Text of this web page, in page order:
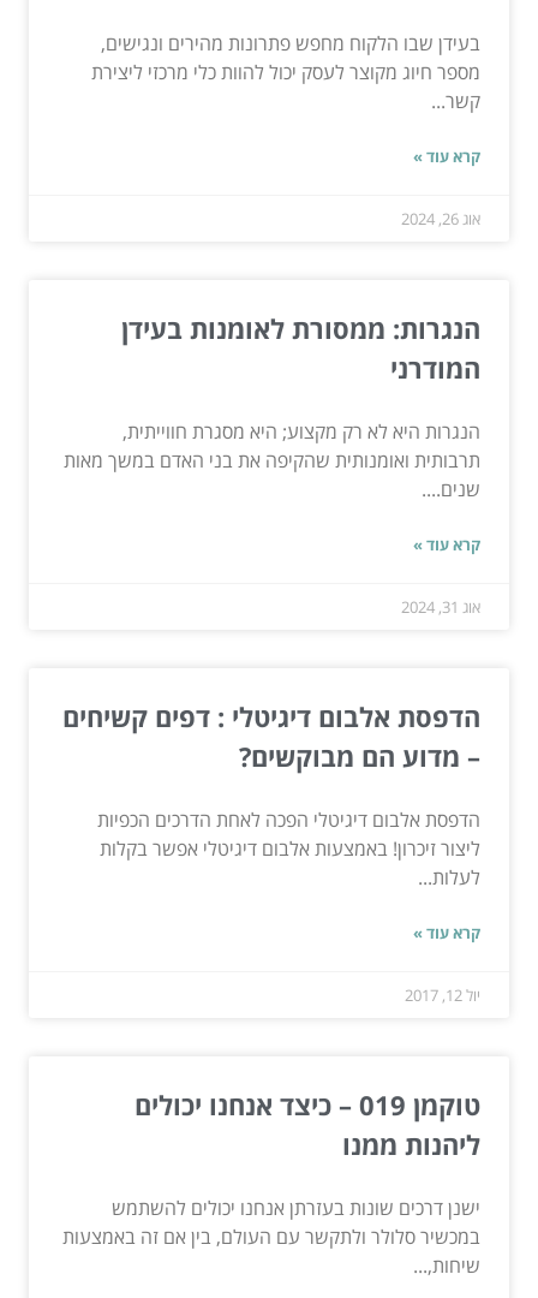
בעידן שבו הלקוח מחפש פתרונות מהירים ונגישים,
מספר חיוג מקוצר לעסק יכול להוות כלי מרכזי ליצירת
קשר...
קרא עוד »
אוג 26, 2024
הנגרות: ממסורת לאומנות בעידן
המודרני
הנגרות היא לא רק מקצוע; היא מסגרת חווייתית,
תרבותית ואומנותית שהקיפה את בני האדם במשך מאות
שנים....
קרא עוד »
אוג 31, 2024
הדפסת אלבום דיגיטלי : דפים קשיחים
– מדוע הם מבוקשים?
הדפסת אלבום דיגיטלי הפכה לאחת הדרכים הכפיות
ליצור זיכרון! באמצעות אלבום דיגיטלי אפשר בקלות
לעלות...
קרא עוד »
יול 12, 2017
טוקמן 019 – כיצד אנחנו יכולים
ליהנות ממנו
ישנן דרכים שונות בעזרתן אנחנו יכולים להשתמש
במכשיר סלולר ולתקשר עם העולם, בין אם זה באמצעות
שיחות,...